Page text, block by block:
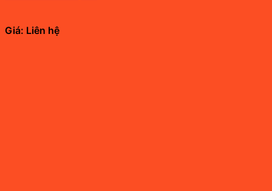
Giá: Liên hệ